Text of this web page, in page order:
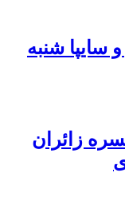
سایپا شنبه
زائران